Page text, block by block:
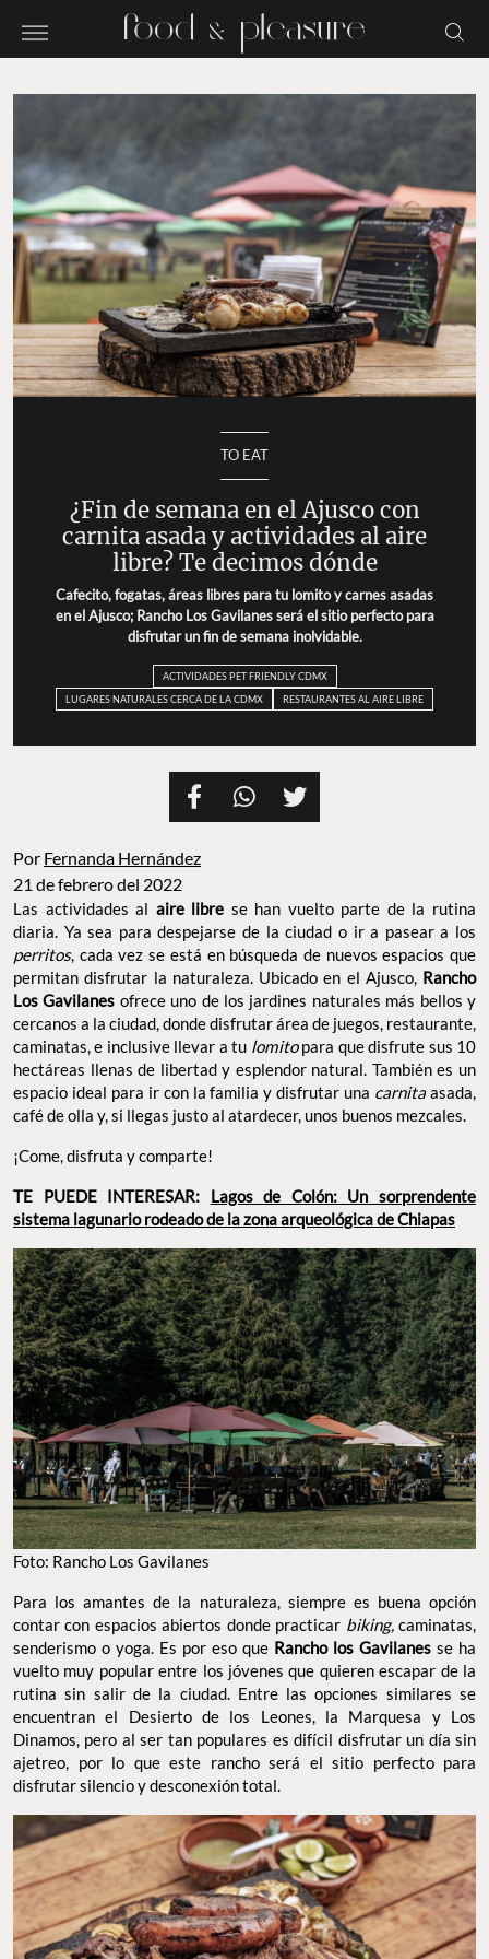
TO EAT
¿Fin de semana en el Ajusco con
carnita asada y actividades al aire
libre? Te decimos dónde
Cafecito, fogatas, áreas libres para tu lomito y carnes asadas
en el Ajusco; Rancho Los Gavilanes será el sitio perfecto para
disfrutar un fin de semana inolvidable.
ACTIVIDADES PET FRIENDLY CDMX
LUGARES NATURALES CERCA DE LA CDMX
RESTAURANTES AL AIRE LIBRE
Por Fernanda Hernández
21 de febrero del 2022
Las actividades al aire libre se han vuelto parte de la rutina
diaria. Ya sea para despejarse de la ciudad o ir a pasear a los
perritos, cada vez se está en búsqueda de nuevos espacios que
permitan disfrutar la naturaleza. Ubicado en el Ajusco, Rancho
Los Gavilanes ofrece uno de los jardines naturales más bellos y
cercanos a la ciudad, donde disfrutar área de juegos, restaurante,
caminatas, e inclusive llevar a tu lomitopara que disfrute sus 10
hectáreas llenas de libertad y esplendor natural. También es un
espacio ideal para ir con la familia y disfrutar una carnitaasada,
café de olla y, si llegas justo al atardecer, unos buenos mezcales.
¡Come, disfruta y comparte!
TE PUEDE INTERESAR: Lagos de Colón: Un sorprendente
sistema lagunario rodeado de la zona arqueológica de Chiapas
Foto: Rancho Los Gavilanes
Para los amantes de la naturaleza, siempre es buena opción
contar con espacios abiertos donde practicar biking,caminatas,
senderismo o yoga. Es por eso que Rancho los Gavilanes se ha
vuelto muy popular entre los jóvenes que quieren escapar de la
rutina sin salir de la ciudad. Entre las opciones similares se
encuentran el Desierto de los Leones, la Marquesa y Los
Dinamos, pero al ser tan populares es difícil disfrutar un día sin
ajetreo, por lo que este rancho será el sitio perfecto para
disfrutar silencio y desconexión total.